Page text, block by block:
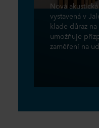
Nová
vystavená v
klade důraz
umožňuje
zaměření na